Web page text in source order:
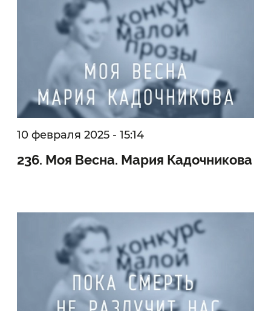
10 февраля 2025 - 15:14
236. Моя Весна. Мария Кадочникова